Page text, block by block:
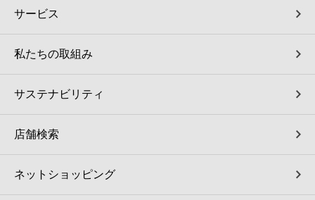
ソフトバンクギフト
サービス
私たちの取組み
サステナビリティ
店舗検索
ネットショッピング